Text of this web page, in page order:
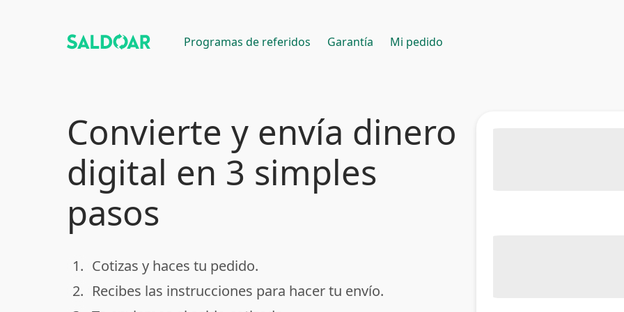
Programas de referidos Garantía Mi pedido
Convierte y envía dinero
digital en 3 simples
pasos
done
1. Cotizas y haces tu pedido.
done
2. Recibes las instrucciones para hacer tu envío.